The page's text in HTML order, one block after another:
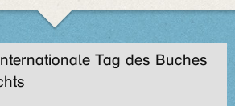
Tag des Buches